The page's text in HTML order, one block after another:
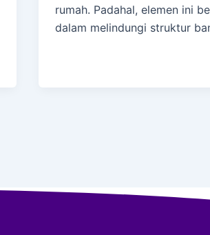
rumah. Padahal, elemen ini
dalam melindungi struktur